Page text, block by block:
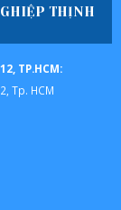
THỊNH
TP.HCM:
Tp. HCM